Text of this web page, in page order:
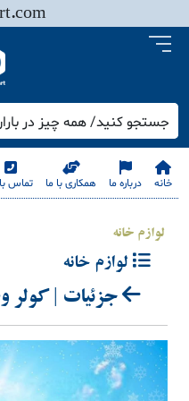
جستجو کنید/ همه چیز در
خانه درباره ما همکاری با ما تماس
لوازم خانه
لوازم خانه
جزئیات | کولر